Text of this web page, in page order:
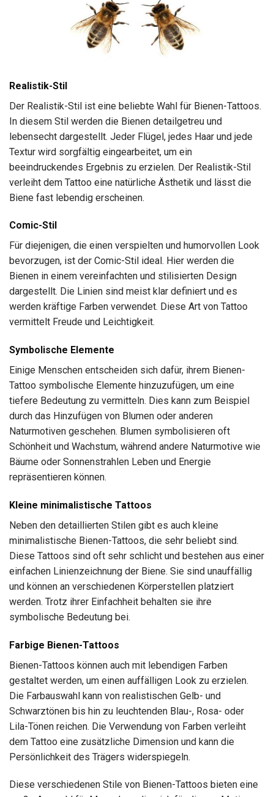
Realistik-Stil
Der Realistik-Stil ist eine beliebte Wahl für Bienen-Tattoos.
In diesem Stil werden die Bienen detailgetreu und
lebensecht dargestellt. Jeder Flügel, jedes Haar und jede
Textur wird sorgfältig eingearbeitet, um ein
beeindruckendes Ergebnis zu erzielen. Der Realistik-Stil
verleiht dem Tattoo eine natürliche Ästhetik und lässt die
Biene fast lebendig erscheinen.
Comic-Stil
Für diejenigen, die einen verspielten und humorvollen Look
bevorzugen, ist der Comic-Stil ideal. Hier werden die
Bienen in einem vereinfachten und stilisierten Design
dargestellt. Die Linien sind meist klar definiert und es
werden kräftige Farben verwendet. Diese Art von Tattoo
vermittelt Freude und Leichtigkeit.
Symbolische Elemente
Einige Menschen entscheiden sich dafür, ihrem Bienen-
Tattoo symbolische Elemente hinzuzufügen, um eine
tiefere Bedeutung zu vermitteln. Dies kann zum Beispiel
durch das Hinzufügen von Blumen oder anderen
Naturmotiven geschehen. Blumen symbolisieren oft
Schönheit und Wachstum, während andere Naturmotive wie
Bäume oder Sonnenstrahlen Leben und Energie
repräsentieren können.
Kleine minimalistische Tattoos
Neben den detaillierten Stilen gibt es auch kleine
minimalistische Bienen-Tattoos, die sehr beliebt sind.
Diese Tattoos sind oft sehr schlicht und bestehen aus einer
einfachen Linienzeichnung der Biene. Sie sind unauffällig
und können an verschiedenen Körperstellen platziert
werden. Trotz ihrer Einfachheit behalten sie ihre
symbolische Bedeutung bei.
Farbige Bienen-Tattoos
Bienen-Tattoos können auch mit lebendigen Farben
gestaltet werden, um einen auffälligen Look zu erzielen.
Die Farbauswahl kann von realistischen Gelb- und
Schwarztönen bis hin zu leuchtenden Blau-, Rosa- oder
Lila-Tönen reichen. Die Verwendung von Farben verleiht
dem Tattoo eine zusätzliche Dimension und kann die
Persönlichkeit des Trägers widerspiegeln.
Diese verschiedenen Stile von Bienen-Tattoos bieten eine